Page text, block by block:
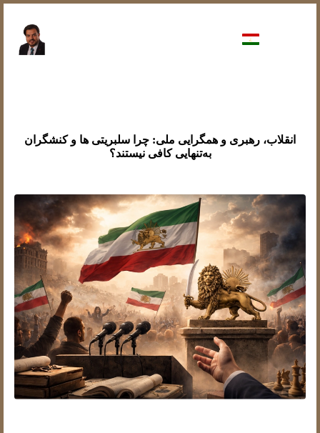
انقلاب، رهبری و همگرایی ملی: چرا سلبریتی ها و کنشگران
به‌تنهایی کافی نیستند؟